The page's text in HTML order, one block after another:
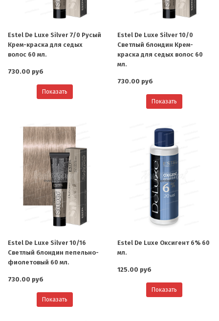
Estel De Luxe Silver 7/0 Русый
Крем-краска для седых
волос 60 мл.
730.00 руб
Показать
Estel De Luxe Silver 10/0
Светлый блондин Крем-
краска для седых волос 60
мл.
730.00 руб
Показать
Estel De Luxe Silver 10/16
Светлый блондин пепельно-
фиолетовый 60 мл.
730.00 руб
Показать
Estel De Luxe Оксигент 6% 60
мл.
125.00 руб
Показать